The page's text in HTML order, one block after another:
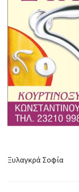
Ξυλαγκρά Σοφία